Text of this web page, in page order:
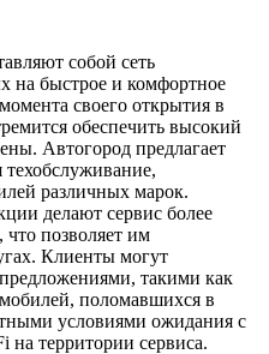
собой сеть
на быстрое и комфортное
своего открытия в
обеспечить высокий
Автогород предлагает
техобслуживание,
различных марок.
делают сервис более
что позволяет им
Клиенты могут
такими как
поломавшихся в
условиями ожидания с
территории сервиса.